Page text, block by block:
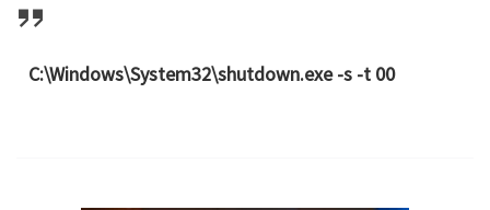
C:\Windows\System32\shutdown.exe -s -t 00